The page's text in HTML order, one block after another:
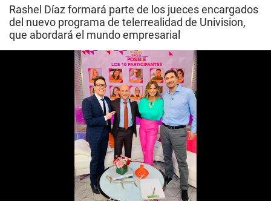
Rashel Díaz formará parte de los jueces encargados
del nuevo programa de telerrealidad de Univision,
que abordará el mundo empresarial